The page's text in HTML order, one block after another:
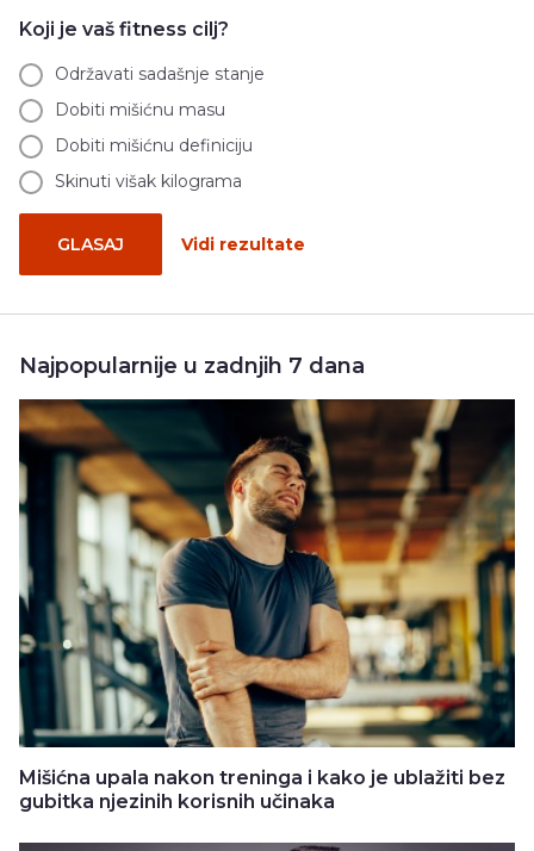
Koji je vaš fitness cilj?
Održavati sadašnje stanje
Dobiti mišićnu masu
Dobiti mišićnu definiciju
Skinuti višak kilograma
GLASAJ Vidi rezultate
Najpopularnije u zadnjih 7 dana
Mišićna upala nakon treninga i kako je ublažiti bez
gubitka njezinih korisnih učinaka